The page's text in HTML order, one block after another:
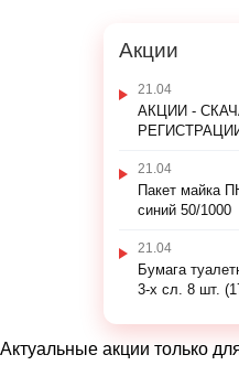
Акции
21.04
АКЦИИ -
21.04
Пакет майка
синий 50/1000
21.04
Бумага
3-х сл. 8 шт.
Актуальные акции только